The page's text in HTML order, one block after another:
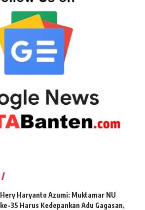
Hery Haryanto Azumi: Muktamar NU
ke-35 Harus Kedepankan Adu Gagasan,